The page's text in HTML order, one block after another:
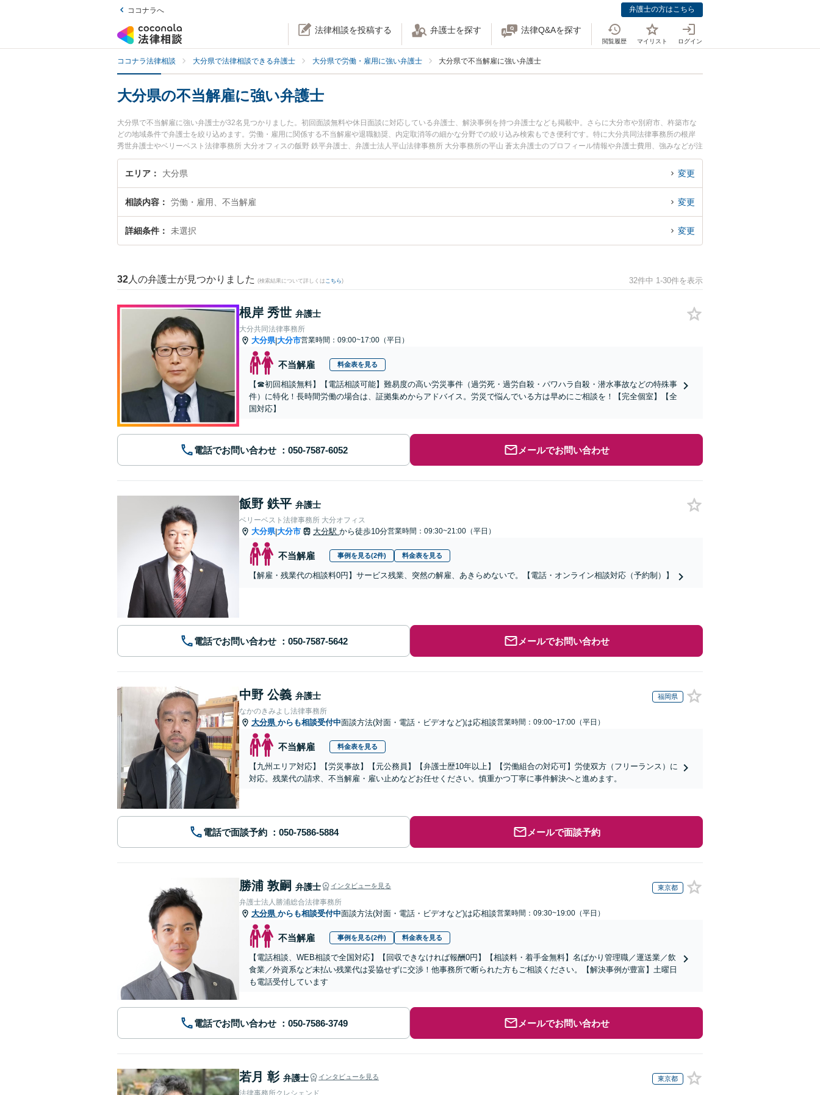
ココナラへ 弁護士の方はこちら
法律相談を投稿する 弁護士を探す 法律Q&Aを探す
閲覧履歴 マイリスト ログイン
ココナラ法律相談 大分県で法律相談できる弁護士 大分県で労働・雇用に強い弁護士 大分県で不当解雇に強い弁護士
大分県の不当解雇に強い弁護士
大分県で不当解雇に強い弁護士が32名見つかりました。初回面談無料や休日面談に対応している弁護士、解決事例を持つ弁護士なども掲載中。さらに大分市や別府市、杵築市な
どの地域条件で弁護士を絞り込めます。労働・雇用に関係する不当解雇や退職勧奨、内定取消等の細かな分野での絞り込み検索もでき便利です。特に大分共同法律事務所の根岸
秀世弁護士やベリーベスト法律事務所 大分オフィスの飯野 鉄平弁護士、弁護士法人平山法律事務所 大分事務所の平山 蒼太弁護士のプロフィール情報や弁護士費用、強みなどが注
目されています。『大分県で土日や夜間に発生した不当解雇のトラブルを今すぐに弁護士に相談したい』『不当解雇のトラブル解決の実績豊富な近くの弁護士を検索したい』『初
回相談無料で不当解雇を法律相談できる大分県内の弁護士に相談予約したい』などでお困りの相談者さんにおすすめです。
エリア 大分県 変更
相談内容 労働・雇用、不当解雇 変更
詳細条件 未選択 変更
32 人の弁護士が見つかりました (検索結果について詳しくは こちら) 32件中 1-30件を表示
根岸 秀世 弁護士
大分共同法律事務所
大分県|大分市営業時間：09:00~17:00（平日）
不当解雇 料金表を見る
【☎︎初回相談無料】【電話相談可能】難易度の高い労災事件（過労死・過労自殺・パワハラ自殺・潜水事故などの特殊事
件）に特化！長時間労働の場合は、証拠集めからアドバイス。労災で悩んでいる方は早めにご相談を！【完全個室】【全
国対応】
電話でお問い合わせ メールでお問い合わせ
飯野 鉄平 弁護士
ベリーベスト法律事務所 大分オフィス
大分県|大分市 大分駅 から徒歩10分営業時間：09:30~21:00（平日）
不当解雇 事例を見る(2件) 料金表を見る
【解雇・残業代の相談料0円】サービス残業、突然の解雇、あきらめないで。【電話・オンライン相談対応（予約制）】
電話でお問い合わせ メールでお問い合わせ
中野 公義 弁護士 福岡県
なかのきみよし法律事務所
大分県 からも相談受付中面談方法(対面・電話・ビデオなど)は応相談営業時間：09:00~17:00（平日）
不当解雇 料金表を見る
【九州エリア対応】【労災事故】【元公務員】【弁護士歴10年以上】【労働組合の対応可】労使双方（フリーランス）に
対応。残業代の請求、不当解雇・雇い止めなどお任せください。慎重かつ丁寧に事件解決へと進めます。
電話で面談予約 メールで面談予約
勝浦 敦嗣 弁護士 インタビューを見る 東京都
弁護士法人勝浦総合法律事務所
大分県 からも相談受付中面談方法(対面・電話・ビデオなど)は応相談営業時間：09:30~19:00（平日）
不当解雇 事例を見る(2件) 料金表を見る
【電話相談、WEB相談で全国対応】【回収できなければ報酬0円】【相談料・着手金無料】名ばかり管理職／運送業／飲
食業／外資系など未払い残業代は妥協せずに交渉！他事務所で断られた方もご相談ください。【解決事例が豊富】土曜日
も電話受付しています
電話でお問い合わせ メールでお問い合わせ
若月 彰 弁護士 インタビューを見る 東京都
法律事務所クレシェンド